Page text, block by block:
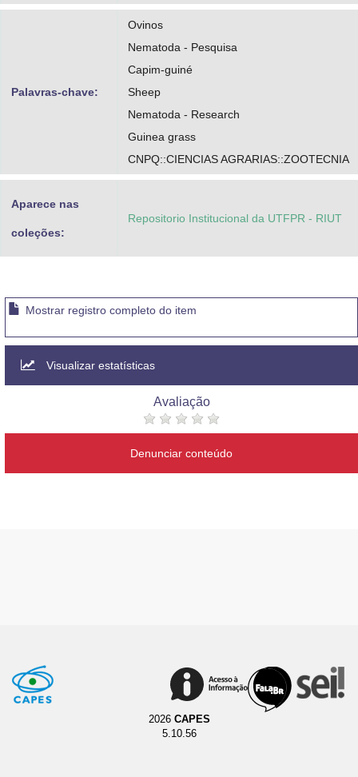
Palavras-chave:
Ovinos
Nematoda - Pesquisa
Capim-guiné
Sheep
Nematoda - Research
Guinea grass
CNPQ::CIENCIAS AGRARIAS::ZOOTECNIA
Aparece nas
coleções:
Repositorio Institucional da UTFPR - RIUT
Mostrar registro completo do item
Visualizar estatísticas
Avaliação
Denunciar conteúdo
2026 CAPES
5.10.56